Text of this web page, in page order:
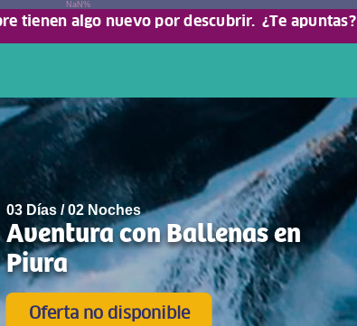
tienen algo nuevo por descubrir. ¿Te apuntas?
NaN%
03 Días / 02 Noches
Aventura con Ballenas en
Piura
Oferta no disponible